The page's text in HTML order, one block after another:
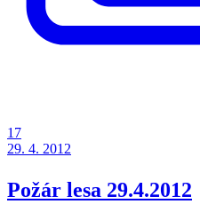
17
29. 4. 2012
Požár lesa 29.4.2012